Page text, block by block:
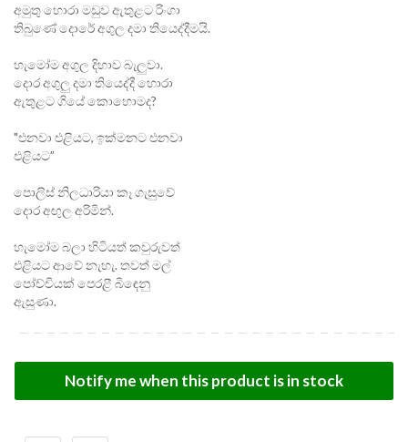
අමුතු හොරා මඩුව ඇතුළට රිංගා
තිබුණේ දොරේ අගුල දමා තියෙද්දීමයි.
හැමෝම අගුල දිහාව බැලුවා.
දොර අගුලු දමා තියෙද්දී හොරා
ඇතුළට ගියේ කොහොමද?
"එනවා එළියට, ඉක්මනට එනවා
එළියට”
පොලිස් නිලධාරියා කෑ ගැසුවේ
දොර අඟුල අරිමින්.
හැමෝම බලා හිටියත් කවුරුවත්
එළියට ආවේ නැහැ. තවත් මල්
පෝච්චියක් පෙරළී බිඳෙනු
ඇසුණා.
Notify me when this product is in stock